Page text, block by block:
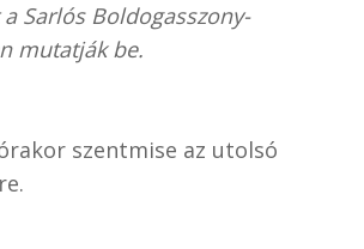
Sarlós Boldogasszony-
mutatják be.
szentmise az utolsó